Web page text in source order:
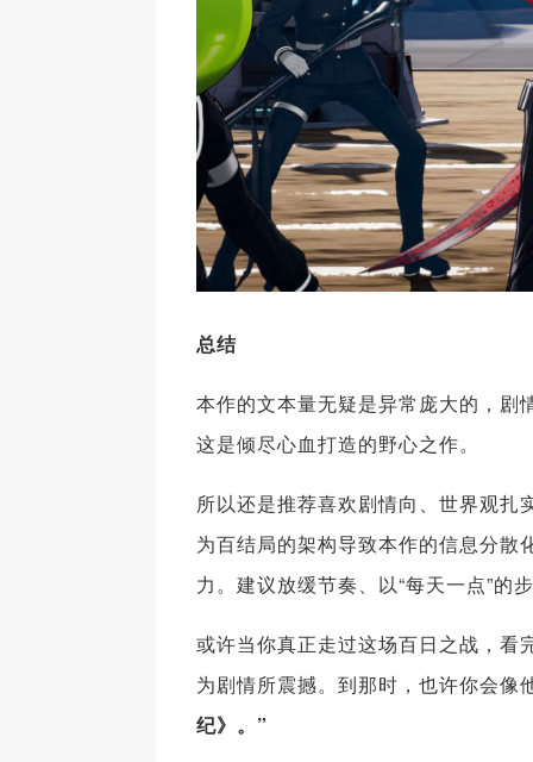
总结
本作的文本量无疑是异常庞大的，剧
这是倾尽心血打造的野心之作。
所以还是推荐喜欢剧情向、世界观扎
为百结局的架构导致本作的信息分散
力。建议放缓节奏、以“每天一点”的
或许当你真正走过这场百日之战，看
为剧情所震撼。到那时，也许你会
纪》。”